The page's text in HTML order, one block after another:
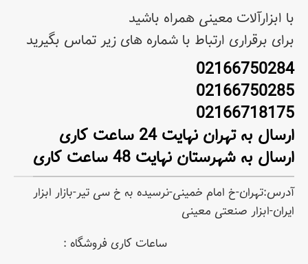
با ابزارآلات معینی همراه باشید
برای برقراری ارتباط با شماره های زیر تماس بگیرید
02166750284
02166750285
02166718175
ارسال به تهران نهایت 24 ساعت کاری
ارسال به شهرستان نهایت 48 ساعت کاری
آدرس:تهران-خ امام خمینی-نرسیده به خ سی تیر-بازار ابزار
ایران-ابزار صنعتی معینی
ساعات کاری فروشگاه :